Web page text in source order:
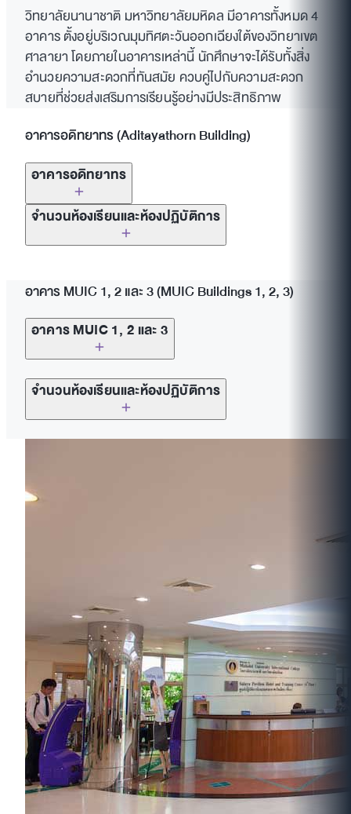
วิทยาลัยนานาชาติ มหาวิทยาลัยมหิดล มีอาคารทั้งหมด 4
อาคาร ตั้งอยู่บริเวณมุมทิศตะวันออกเฉียงใต้ของวิทยาเขต
ศาลายา โดยภายในอาคารเหล่านี้ นักศึกษาจะได้รับทั้งสิ่ง
อำนวยความสะดวกที่ทันสมัย ควบคู่ไปกับความสะดวก
สบายที่ช่วยส่งเสริมการเรียนรู้อย่างมีประสิทธิภาพ
อาคารอดิทยาทร (Aditayathorn Building)
อาคารอดิทยาทร
สิ่งอำนวยความสะดวกภายในอาคาร
ห้องปฏิบัติการคอมพิวเตอร์ (ชั้น 2)
สตูดิโอ (สตูดิโอขนาดใหญ่ และขนาดเล็ก) (ชั้น 5)
ห้องสตูดิโอวาดภาพ (Drawing Studios) (ชั้น 5)
ห้องฝึกการแสดง (Acting Rooms) (ชั้น 5)
ห้องปฏิบัติการ CDP (ชั้น 5)
ห้องเวิร์กช็อป (ชั้น B1)
ห้องจัดแสดงนิทรรศการ (Exhibition Hall) (ชั้น 2)
พื้นที่งานพิมพ์ (Printing Area) (ชั้น 2)
สำนักงานบัณฑิตศึกษานานาชาติ (International
Graduate Studies Office: iGS) (ชั้น 4)
ห้อง Screening Room (ชั้น 5)
Screening Room (ห้องฉายภาพยนตร์/มัลติมีเดีย)
จำนวนห้องเรียนและห้องปฏิบัติการ
ห้องปฏิบัติการคอมพิวเตอร์ (Computer
Laboratories): 7 ห้อง
ห้องปฏิบัติการเฉพาะทางของแต่ละสาขา (Division
Laboratories): 18 ห้อง
รวมทั้งหมด: 71 ห้อง
อาคาร MUIC 1, 2 และ 3 (MUIC Buildings 1, 2, 3)
อาคาร MUIC 1, 2 และ 3
ห้องปฏิบัติการคอมพิวเตอร์ (Computer
Laboratories) ห้อง 1512, 1513, 1514, 1514/1
(ชั้น 5)
ห้องสมุด (Library) (ชั้น 3–4)
พื้นที่อ่านหนังสือ (Study Area) (ชั้น 2)
หอประชุม (Auditorium) (ชั้น 3)
ห้องสัมมนา (Seminar Room) (ชั้น 2)
จำนวนห้องเรียนและห้องปฏิบัติการ
ห้องบรรยาย (Lecture Rooms): 14 ห้อง
ห้องปฏิบัติการวิทยาศาสตร์ (Science
Laboratories): 9 ห้อง
รวมทั้งหมด: 51 ห้อง